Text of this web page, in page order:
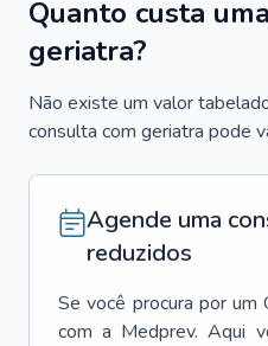
Quanto custa
geriatra?
Não existe um valor
consulta com geriatra pode
Agende uma
reduzidos
Se você procura por um
com a Medprev. Aqui